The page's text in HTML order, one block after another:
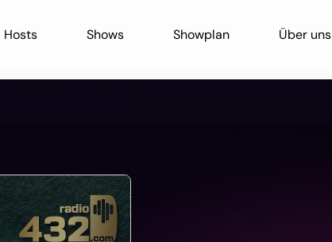
Hosts Shows Showplan Über uns